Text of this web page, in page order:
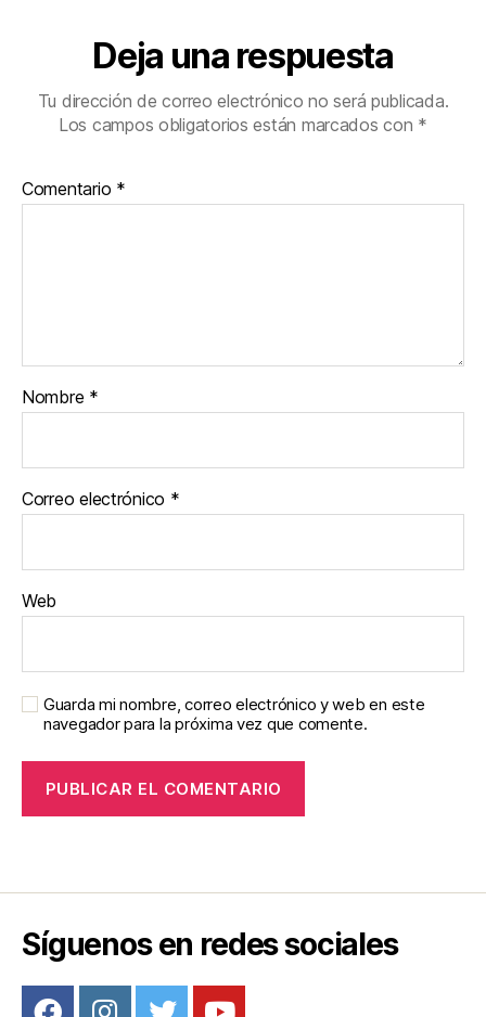
Deja una respuesta
Tu dirección de correo electrónico no será publicada.
Los campos obligatorios están marcados con *
Comentario *
Nombre *
Correo electrónico *
Web
Guarda mi nombre, correo electrónico y web en este
navegador para la próxima vez que comente.
Síguenos en redes sociales